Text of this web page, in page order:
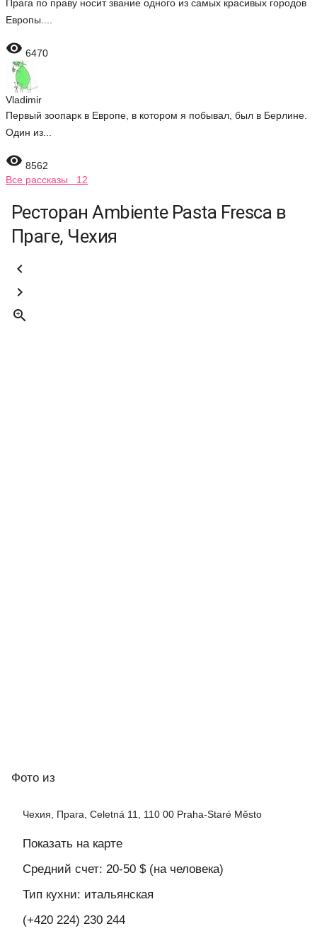
Прага по праву носит звание одного из самых красивых городов
Европы....
 6470
Vladimir
Первый зоопарк в Европе, в котором я побывал, был в Берлине.
Один из...
 8562
Все рассказы 12
Ресторан Ambiente Pasta Fresca в
Праге, Чехия



Фото из
Чехия, Прага, Celetná 11, 110 00 Praha-Staré Město
Показать на карте
Средний счет: 20-50 $ (на человека)
Тип кухни: итальянская
(+420 224) 230 244